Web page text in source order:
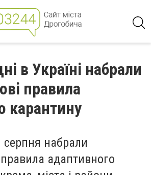
в Україні набрали
правила
карантину
серпня набрали
правила адаптивного